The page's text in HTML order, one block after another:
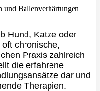
und Ballenverhärtungen
Hund, Katze oder
chronische,
Praxis zahlreich
die erfahrene
dar und
Therapien.